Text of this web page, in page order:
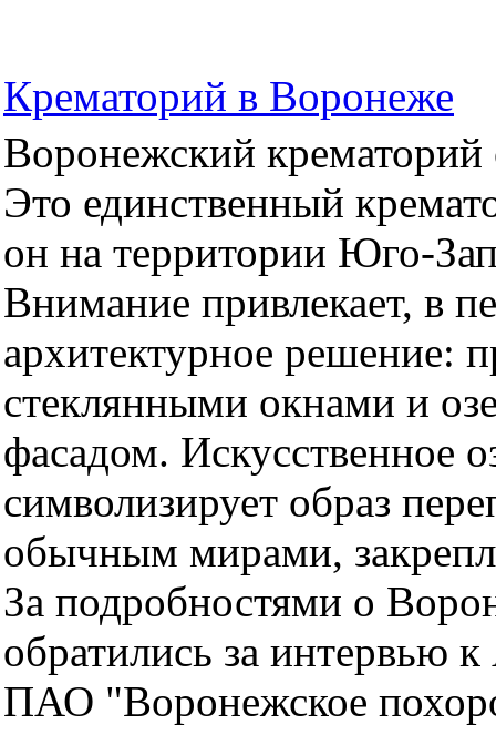
Крематорий в Воронеже
Воронежский крематорий
Это единственный
он на территории Юго-
Внимание привлекает, в
архитектурное решение:
стеклянными окнами и
фасадом. Искусственное
символизирует образ
обычным мирами,
За подробностями о
обратились за интервью
ПАО "Воронежское